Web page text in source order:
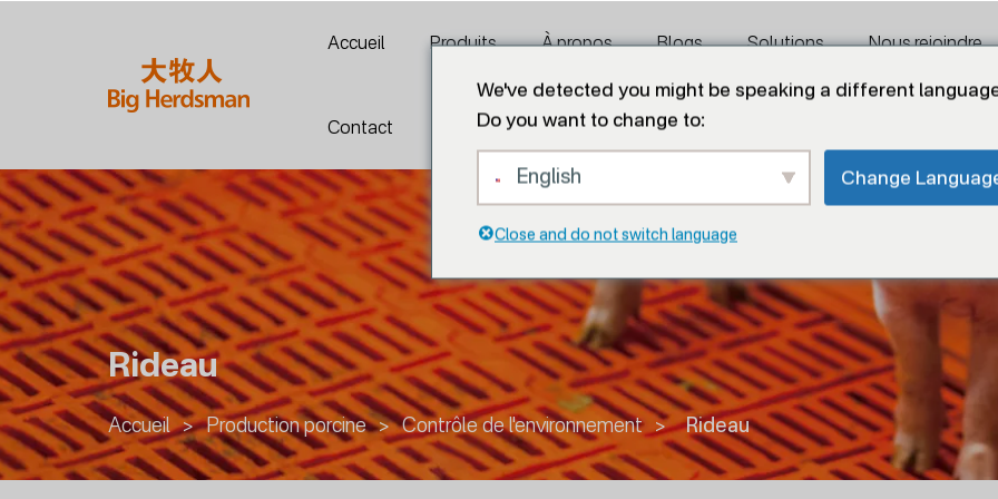
Accueil Produits À propos Blogs Solutions Nous rejoindre
Contact
Rideau
Accueil > Production porcine > Contrôle de l'environnement > Rideau
We've detected you might be speaking a different
Do you want to change to:
English Change
Close and do not switch language